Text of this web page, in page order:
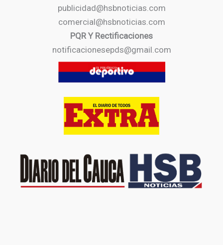
publicidad@hsbnoticias.com
comercial@hsbnoticias.com
PQR Y Rectificaciones
notificacionesepds@gmail.com